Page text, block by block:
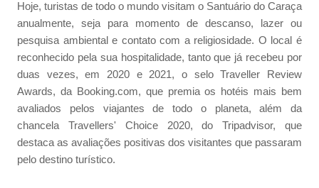
Hoje, turistas de todo o mundo visitam o Santuário do Caraça
anualmente, seja para momento de descanso, lazer ou
pesquisa ambiental e contato com a religiosidade. O local é
reconhecido pela sua hospitalidade, tanto que já recebeu por
duas vezes, em 2020 e 2021, o selo Traveller Review
Awards, da Booking.com, que premia os hotéis mais bem
avaliados pelos viajantes de todo o planeta, além da
chancela Travellers' Choice 2020, do Tripadvisor, que
destaca as avaliações positivas dos visitantes que passaram
pelo destino turístico.